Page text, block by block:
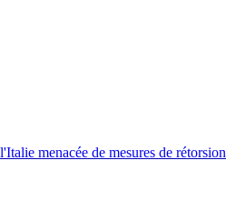
menacée de mesures de rétorsion